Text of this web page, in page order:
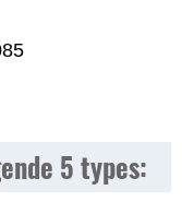
5 types: